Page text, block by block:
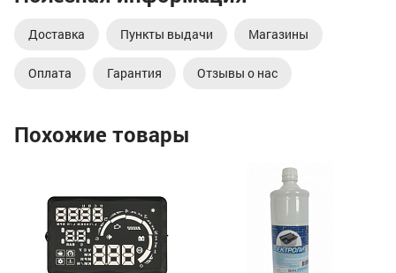
Доставка Пункты выдачи Магазины
Оплата Гарантия Отзывы о нас
Похожие товары